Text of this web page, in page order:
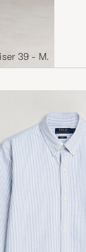
39 - M.